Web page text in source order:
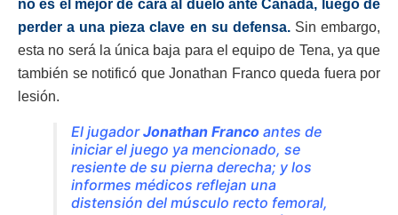
no es el mejor de cara al duelo ante Canadá, luego de
perder a una pieza clave en su defensa.Sin embargo,
esta no será la única baja para el equipo de Tena, ya que
también se notificó que Jonathan Franco queda fuera por
lesión.
El jugadorJonathan Franco antes de
iniciar el juego ya mencionado, se
resiente de su pierna derecha; y los
informes médicos reflejan una
distensión del músculo recto femoral,